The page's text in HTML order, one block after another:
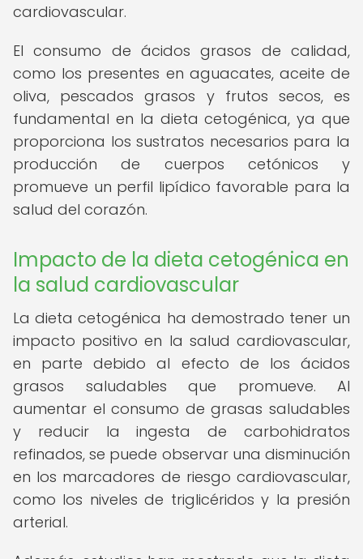
cardiovascular.
El consumo de ácidos grasos de calidad,
como los presentes en aguacates, aceite de
oliva, pescados grasos y frutos secos, es
fundamental en la dieta cetogénica, ya que
proporciona los sustratos necesarios para la
producción de cuerpos cetónicos y
promueve un perfil lipídico favorable para la
salud del corazón.
Impacto de la dieta cetogénica en
la salud cardiovascular
La dieta cetogénica ha demostrado tener un
impacto positivo en la salud cardiovascular,
en parte debido al efecto de los ácidos
grasos saludables que promueve. Al
aumentar el consumo de grasas saludables
y reducir la ingesta de carbohidratos
refinados, se puede observar una disminución
en los marcadores de riesgo cardiovascular,
como los niveles de triglicéridos y la presión
arterial.